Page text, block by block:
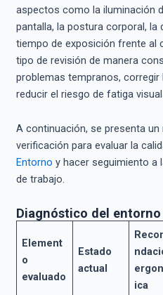
aspectos como la iluminación
pantalla, la postura corporal, la
tiempo de exposición frente al
tipo de revisión de manera
problemas tempranos,
reducir el riesgo de fatiga
A continuación, se presenta
verificación para evaluar la
Entorno y hacer seguimiento a
de trabajo.
Diagnóstico del
Element
o
evaluado
Estado
actual
ica